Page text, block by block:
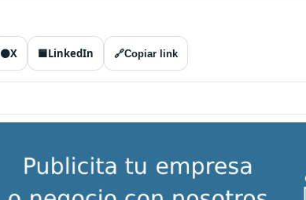
⚫X 🟦LinkedIn 🔗Copiar link